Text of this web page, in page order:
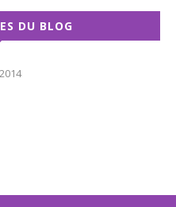
DU BLOG